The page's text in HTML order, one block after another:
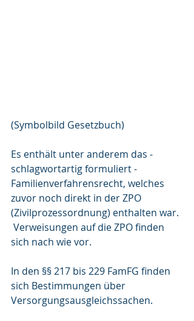
(Symbolbild Gesetzbuch)
Es enthält unter anderem das -
schlagwortartig formuliert -
Familienverfahrensrecht, welches
zuvor noch direkt in der ZPO
(Zivilprozessordnung) enthalten war.
Verweisungen auf die ZPO finden
sich nach wie vor.
In den §§ 217 bis 229 FamFG finden
sich Bestimmungen über
Versorgungsausgleichssachen.